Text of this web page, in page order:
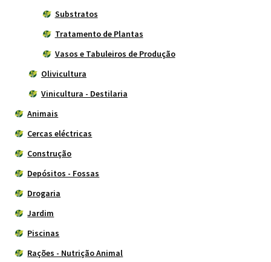
Substratos
Tratamento de Plantas
Vasos e Tabuleiros de Produção
Olivicultura
Vinicultura - Destilaria
Animais
Cercas eléctricas
Construção
Depósitos - Fossas
Drogaria
Jardim
Piscinas
Rações - Nutrição Animal